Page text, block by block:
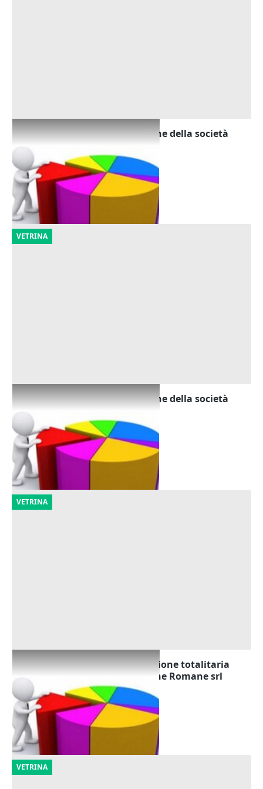
Cessione quote di partecipazione della società
Foligno Sud srl
Spoleto (Perugia)
Offerta minima
38.264 €
23/10/2026
VETRINA
Cessione quote di partecipazione della società
Koinon srl
Spoleto (Perugia)
Offerta minima
114.791 €
23/10/2026
VETRINA
Cessione di quote di partecipazione totalitaria
della società Iniziative Turistiche Romane srl
Roma (Roma)
Offerta minima
1.000 €
11/11/2026
VETRINA